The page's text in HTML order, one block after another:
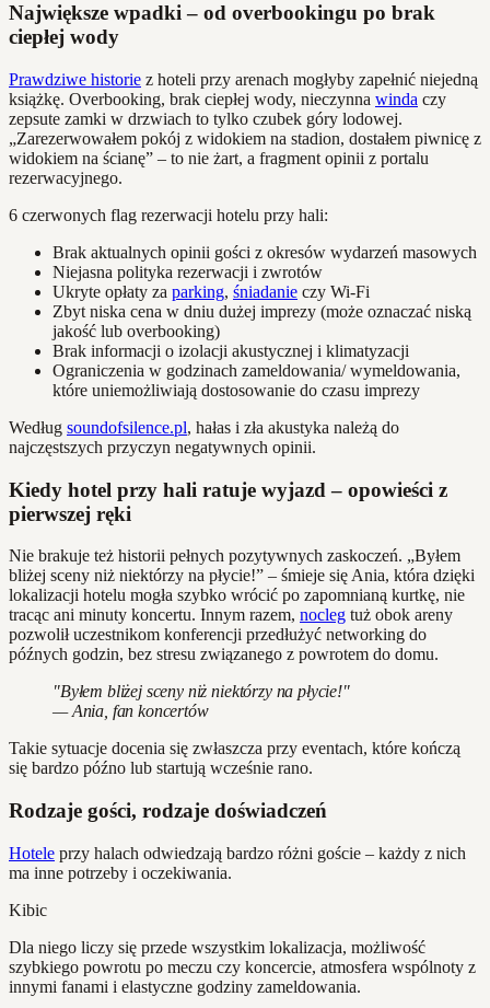
Największe wpadki – od overbookingu po brak
ciepłej wody
Prawdziwe historie z hoteli przy arenach mogłyby zapełnić niejedną
książkę. Overbooking, brak ciepłej wody, nieczynna winda czy
zepsute zamki w drzwiach to tylko czubek góry lodowej.
„Zarezerwowałem pokój z widokiem na stadion, dostałem piwnicę z
widokiem na ścianę” – to nie żart, a fragment opinii z portalu
rezerwacyjnego.
6 czerwonych flag rezerwacji hotelu przy hali:
Brak aktualnych opinii gości z okresów wydarzeń masowych
Niejasna polityka rezerwacji i zwrotów
Ukryte opłaty za parking, śniadanie czy Wi-Fi
Zbyt niska cena w dniu dużej imprezy (może oznaczać niską
jakość lub overbooking)
Brak informacji o izolacji akustycznej i klimatyzacji
Ograniczenia w godzinach zameldowania/ wymeldowania,
które uniemożliwiają dostosowanie do czasu imprezy
Według soundofsilence.pl, hałas i zła akustyka należą do
najczęstszych przyczyn negatywnych opinii.
Kiedy hotel przy hali ratuje wyjazd – opowieści z
pierwszej ręki
Nie brakuje też historii pełnych pozytywnych zaskoczeń. „Byłem
bliżej sceny niż niektórzy na płycie!” – śmieje się Ania, która dzięki
lokalizacji hotelu mogła szybko wrócić po zapomnianą kurtkę, nie
tracąc ani minuty koncertu. Innym razem, nocleg tuż obok areny
pozwolił uczestnikom konferencji przedłużyć networking do
późnych godzin, bez stresu związanego z powrotem do domu.
"Byłem bliżej sceny niż niektórzy na płycie!"
— Ania, fan koncertów
Takie sytuacje docenia się zwłaszcza przy eventach, które kończą
się bardzo późno lub startują wcześnie rano.
Rodzaje gości, rodzaje doświadczeń
Hotele przy halach odwiedzają bardzo różni goście – każdy z nich
ma inne potrzeby i oczekiwania.
Kibic
Dla niego liczy się przede wszystkim lokalizacja, możliwość
szybkiego powrotu po meczu czy koncercie, atmosfera wspólnoty z
innymi fanami i elastyczne godziny zameldowania.